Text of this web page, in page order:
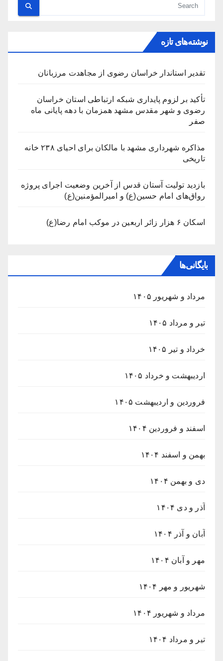
نوشته‌های تازه
تقدیر استاندار خراسان رضوی از مجاهدت مرزبانان
تأکید بر لزوم پایداری شبکه ارتباطی استان خراسان
رضوی و شهر مقدس مشهد همزمان با دهه پایانی ماه
صفر
مذاکره شهرداری مشهد با مالکان برای احیای ۲۳۸ خانه
تاریخی
بازدید تولیت آستان قدس از آخرین وضعیت اجرای پروژه
رواق‌های امام حسین(ع) و امیرالمؤمنین(ع)
اسکان ۶ هزار زائر اربعین در موکب امام رضا(ع)
بایگانی‌ها
مرداد و شهریور ۱۴۰۵
تیر و مرداد ۱۴۰۵
خرداد و تیر ۱۴۰۵
اردیبهشت و خرداد ۱۴۰۵
فروردین و اردیبهشت ۱۴۰۵
اسفند و فروردین ۱۴۰۴
بهمن و اسفند ۱۴۰۴
دی و بهمن ۱۴۰۴
آذر و دی ۱۴۰۴
آبان و آذر ۱۴۰۴
مهر و آبان ۱۴۰۴
شهریور و مهر ۱۴۰۴
مرداد و شهریور ۱۴۰۴
تیر و مرداد ۱۴۰۴